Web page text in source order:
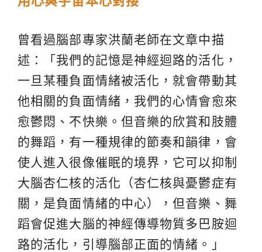
曾看過腦部專家洪蘭老師在文章中描
述：「我們的記憶是神經迴路的活化，
一旦某種負面情緒被活化，就會帶動其
他相關的負面情緒，我們的心情會愈來
愈鬱悶、不快樂。但音樂的欣賞和肢體
的舞蹈，有一種規律的節奏和韻律，會
使人進入很像催眠的境界，它可以抑制
大腦杏仁核的活化（杏仁核與憂鬱症有
關，是負面情緒的中心），但音樂、舞
蹈會促進大腦的神經傳導物質多巴胺迴
路的活化，引導腦部正面的情緒。」